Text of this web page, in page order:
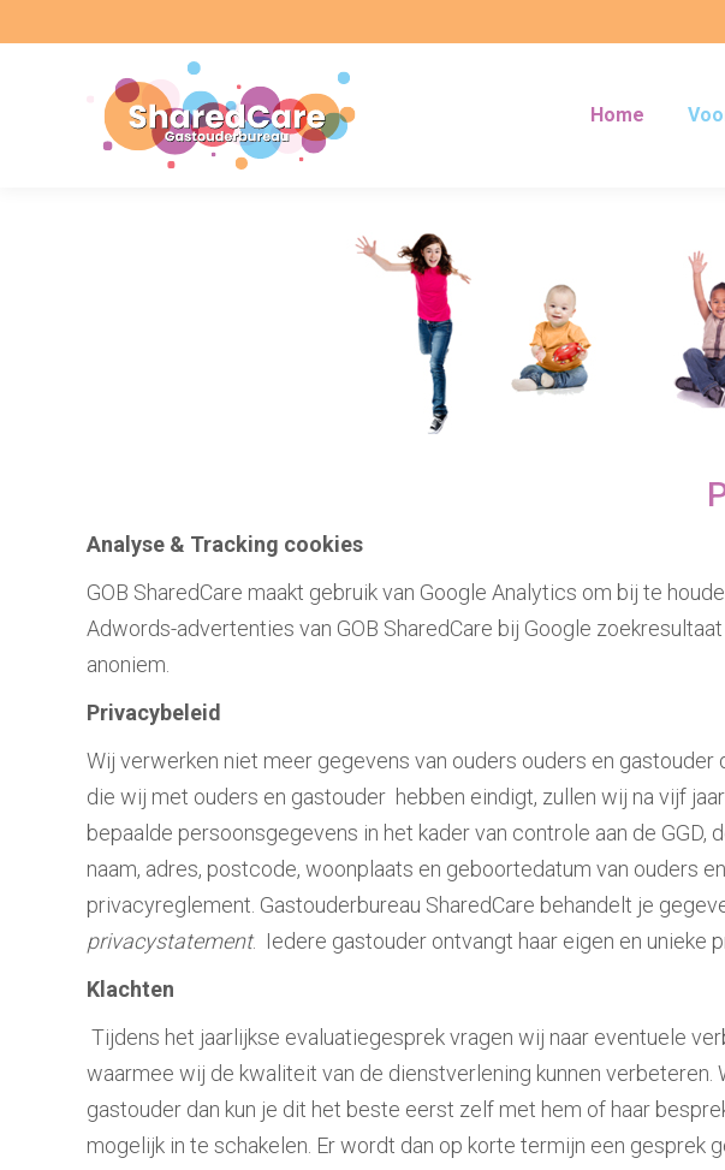
Home
Analyse & Tracking cookies
GOB SharedCare maakt gebruik van Google Analytics om bij te
Adwords-advertenties van GOB SharedCare bij Google
anoniem.
Privacybeleid
Wij verwerken niet meer gegevens van ouders ouders en
die wij met ouders en gastouder hebben eindigt, zullen wij na vijf
bepaalde persoonsgegevens in het kader van controle aan de
naam, adres, postcode, woonplaats en geboortedatum van ouders
privacyreglement. Gastouderbureau SharedCare behandelt je
privacystatement. Iedere gastouder ontvangt haar eigen en unieke
Klachten
Tijdens het jaarlijkse evaluatiegesprek vragen wij naar eventuele
waarmee wij de kwaliteit van de dienstverlening kunnen
gastouder dan kun je dit het beste eerst zelf met hem of haar
mogelijk in te schakelen. Er wordt dan op korte termijn een gesprek